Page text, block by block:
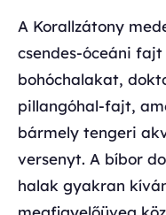
A Korallzátony
csendes-óceáni
bohóchalakat,
pillangóhal-fajt,
bármely tengeri
versenyt. A bíbor
halak gyakran